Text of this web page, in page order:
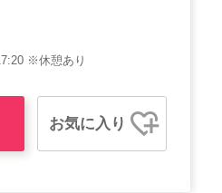
※休憩あり
お気に入り